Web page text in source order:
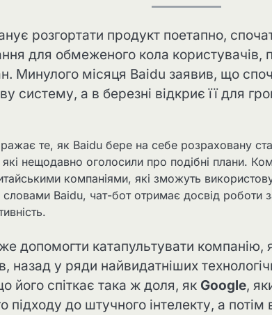
розгортати продукт поетапно,
для обмеженого кола користувачів,
Минулого місяця Baidu заявив, що
систему, а в березні відкриє її для
те, як Baidu бере на себе розраховану
які нещодавно оголосили про подібні плани.
компаніями, які зможуть
словами Baidu, чат-бот отримає досвід роботи
допомогти катапультувати компанію,
назад у ряди найвидатніших
його спіткає така ж доля, як Google,
підходу до штучного інтелекту, а потім